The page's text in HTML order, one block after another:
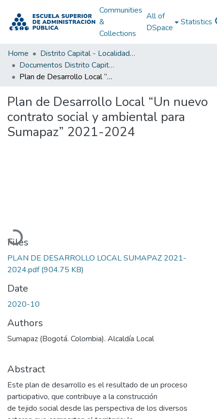
Communities
&
Collections
All of
DSpace
Statistics
Home
Distrito Capital - Localidades
Documentos Distrito Capital - Localidades
Plan de Desarrollo Local “Un nuevo contrato social y ambiental para Sumapaz” 2021-2024
Plan de Desarrollo Local “Un nuevo
contrato social y ambiental para
Sumapaz” 2021-2024
Loading...
Files
PLAN DE DESARROLLO LOCAL SUMAPAZ 2021-
2024.pdf(904.75 KB)
Date
2020-10
Authors
Sumapaz (Bogotá. Colombia). Alcaldía Local
Abstract
Este plan de desarrollo es el resultado de un proceso
participativo, que contribuye a la construcción
de tejido social desde las perspectiva de los diversos